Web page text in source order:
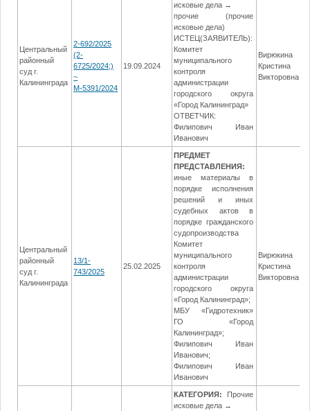
Центральный
районный
суд г.
Калининграда
2-692/2025
(2-
6725/2024;)
~
М-5391/2024
19.09.2024
исковые дела →
прочие (прочие
исковые дела)
ИСТЕЦ(ЗАЯВИТЕЛЬ):
Комитет
муниципального
контроля
администрации
городского округа
«Город Калининград»
ОТВЕТЧИК:
Филипович Иван
Иванович
Вирюкина
Кристина
Викторовна
Центральный
районный
суд г.
Калининграда
13/1-
743/2025
25.02.2025
ПРЕДМЕТ
ПРЕДСТАВЛЕНИЯ:
иные материалы в
порядке исполнения
решений и иных
судебных актов в
порядке гражданского
судопроизводства
Комитет
муниципального
контроля
администрации
городского округа
«Город Калининград»;
МБУ «Гидротехник»
ГО «Город
Калининград»;
Филипович Иван
Иванович;
Филипович Иван
Иванович
Вирюкина
Кристина
Викторовна
КАТЕГОРИЯ:
Прочие
исковые дела →